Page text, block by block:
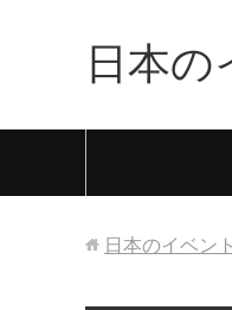
日本
日本のイベン